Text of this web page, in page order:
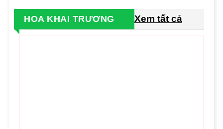
HOA KHAI TRƯƠNG Xem tất cả